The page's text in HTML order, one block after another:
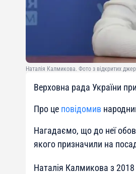
Наталія Калмикова. Фото з відкритих
Верховна рада України
Про це повідомив
Нагадаємо, що до неї
якого призначили на
Наталія Калмикова з